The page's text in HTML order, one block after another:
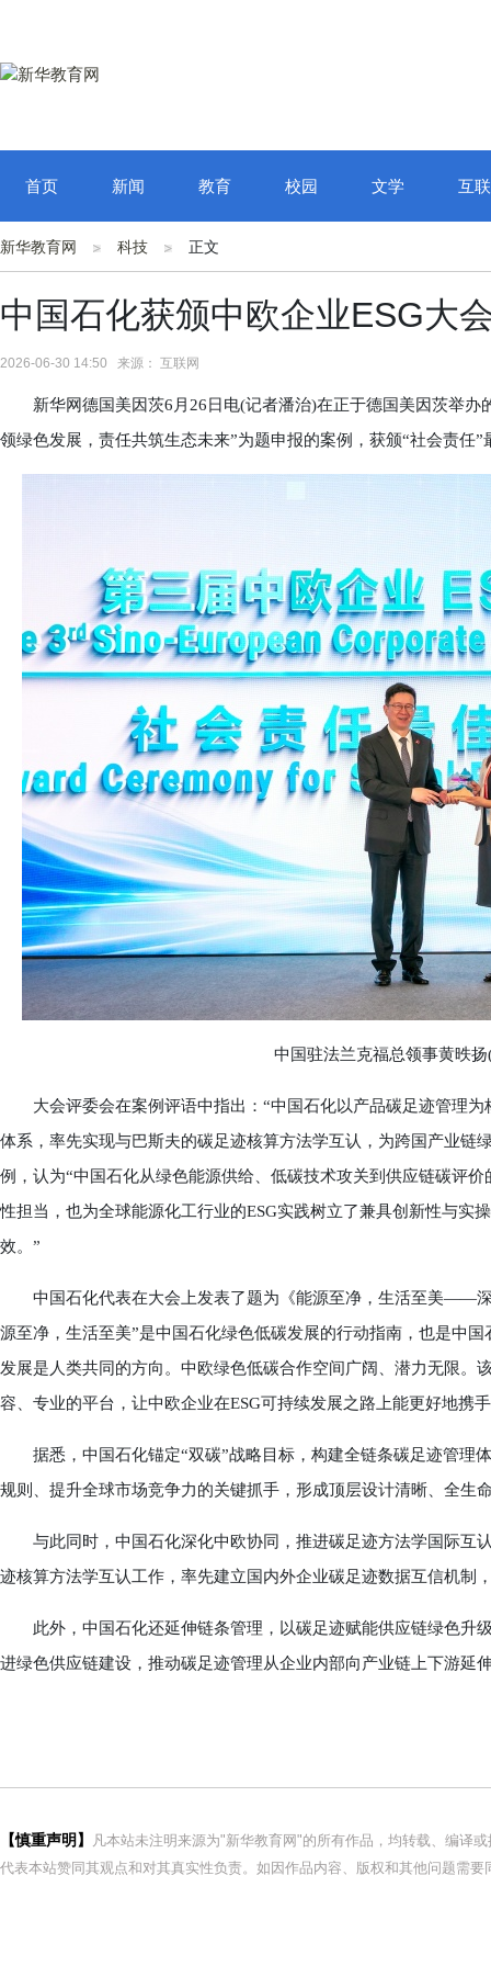
首页 新闻 教育 校园 文学 互
新华教育网 科技 正文
中国石化获颁中欧企业ESG大
2026-06-30 14:50 来源： 互联网
新华网德国美因茨6月26日电(记者潘治)在正于德国美因茨举办
领绿色发展，责任共筑生态未来”为题申报的案例，获颁“社会责任”
中国驻法兰克福总领事黄昳扬(
大会评委会在案例评语中指出：“中国石化以产品碳足迹管理为
体系，率先实现与巴斯夫的碳足迹核算方法学互认，为跨国产业链
例，认为“中国石化从绿色能源供给、低碳技术攻关到供应链碳评
性担当，也为全球能源化工行业的ESG实践树立了兼具创新性与实
效。”
中国石化代表在大会上发表了题为《能源至净，生活至美——深
源至净，生活至美”是中国石化绿色低碳发展的行动指南，也是中
发展是人类共同的方向。中欧绿色低碳合作空间广阔、潜力无限。
容、专业的平台，让中欧企业在ESG可持续发展之路上能更好地携
据悉，中国石化锚定“双碳”战略目标，构建全链条碳足迹管理
规则、提升全球市场竞争力的关键抓手，形成顶层设计清晰、全生
与此同时，中国石化深化中欧协同，推进碳足迹方法学国际互
迹核算方法学互认工作，率先建立国内外企业碳足迹数据互信机制
此外，中国石化还延伸链条管理，以碳足迹赋能供应链绿色升
进绿色供应链建设，推动碳足迹管理从企业内部向产业链上下游延
【慎重声明】
凡本站未注明来源为"新华教育网"的所有作品，均转载、编译
代表本站赞同其观点和对其真实性负责。如因作品内容、版权和其他问题需